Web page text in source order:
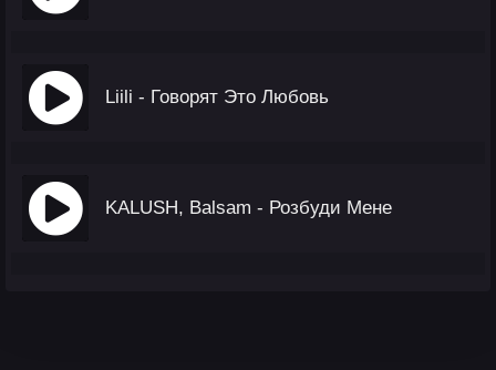
Liili - Говорят Это Любовь
KALUSH, Balsam - Розбуди Мене